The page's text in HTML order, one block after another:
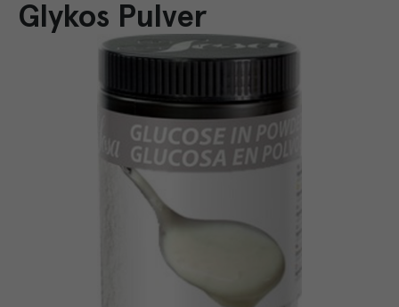
Glykos Pulver